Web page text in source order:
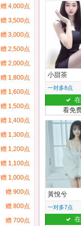
赠 4,000点
赠 3,500点
赠 3,000点
赠 2,500点
赠 2,000点
赠 1,800点
赠 1,600点
赠 1,500点
赠 1,400点
赠 1,300点
赠 1,200点
赠 1,100点
赠 1,000点
赠 900点
赠 800点
赠 700点
小甜茶
一对多8点
看免
黃悅兮
一对多7点